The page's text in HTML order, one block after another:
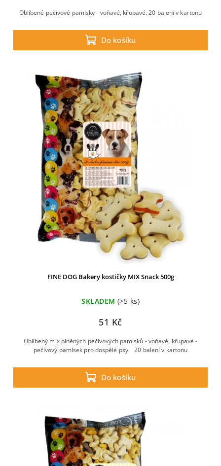
Do košíku
Oblíbené pečivové pamlsky - voňavé, křupavé. 20 balení v kartonu
FINE DOG Bakery kostičky MIX Snack 500g
SKLADEM (>5 ks)
51 Kč
Do košíku
Oblíbený mix plněných pečivových pamlsků - voňavé, křupavé -
pečivový pamlsek pro dospělé psy. 20 balení v kartonu